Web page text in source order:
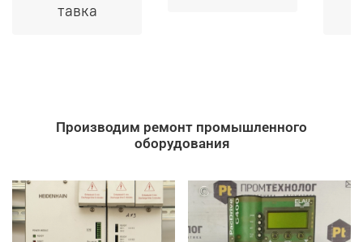
тавка
Производим ремонт промышленного
оборудования